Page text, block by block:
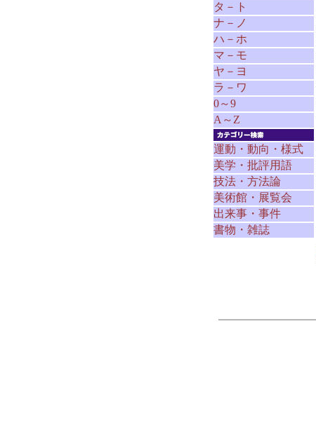
タ－ト
ナ－ノ
ハ－ホ
マ－モ
ヤ－ヨ
ラ－ワ
0～9
A～Z
運動・動向・様式
美学・批評用語
技法・方法論
美術館・展覧会
出来事・事件
書物・雑誌